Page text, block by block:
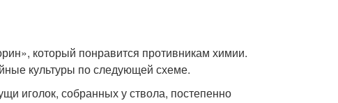
который понравится противникам химии.
культуры по следующей схеме.
иголок, собранных у ствола, постепенно